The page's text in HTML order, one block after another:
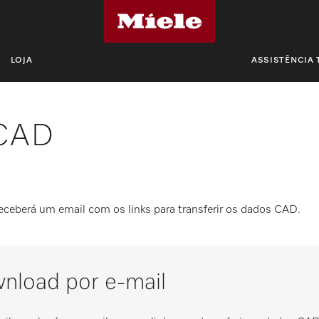
LOJA ASSISTÊNCIA
um email com os links para transferir os dados CAD.
por e-mail